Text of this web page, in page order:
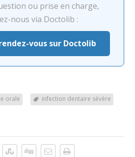
ou prise en charge,
nous via Doctolib :
vous sur Doctolib
orale infection dentaire sévère